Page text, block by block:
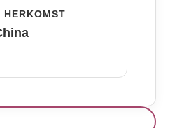
HERKOMST